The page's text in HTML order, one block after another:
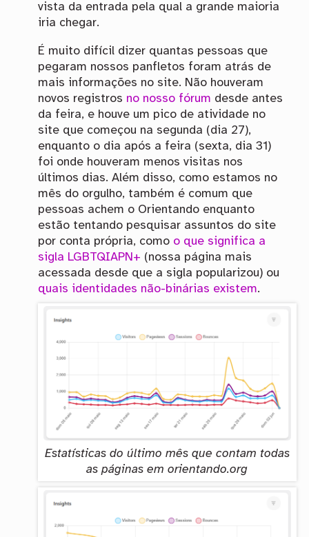
vista da entrada pela qual a grande maioria
iria chegar.
É muito difícil dizer quantas pessoas que
pegaram nossos panfletos foram atrás de
mais informações no site. Não houveram
novos registros no nosso fórum desde antes
da feira, e houve um pico de atividade no
site que começou na segunda (dia 27),
enquanto o dia após a feira (sexta, dia 31)
foi onde houveram menos visitas nos
últimos dias. Além disso, como estamos no
mês do orgulho, também é comum que
pessoas achem o Orientando enquanto
estão tentando pesquisar assuntos do site
por conta própria, como o que significa a
sigla LGBTQIAPN+ (nossa página mais
acessada desde que a sigla popularizou) ou
quais identidades não-binárias existem.
Estatísticas do último mês que contam todas
as páginas em orientando.org